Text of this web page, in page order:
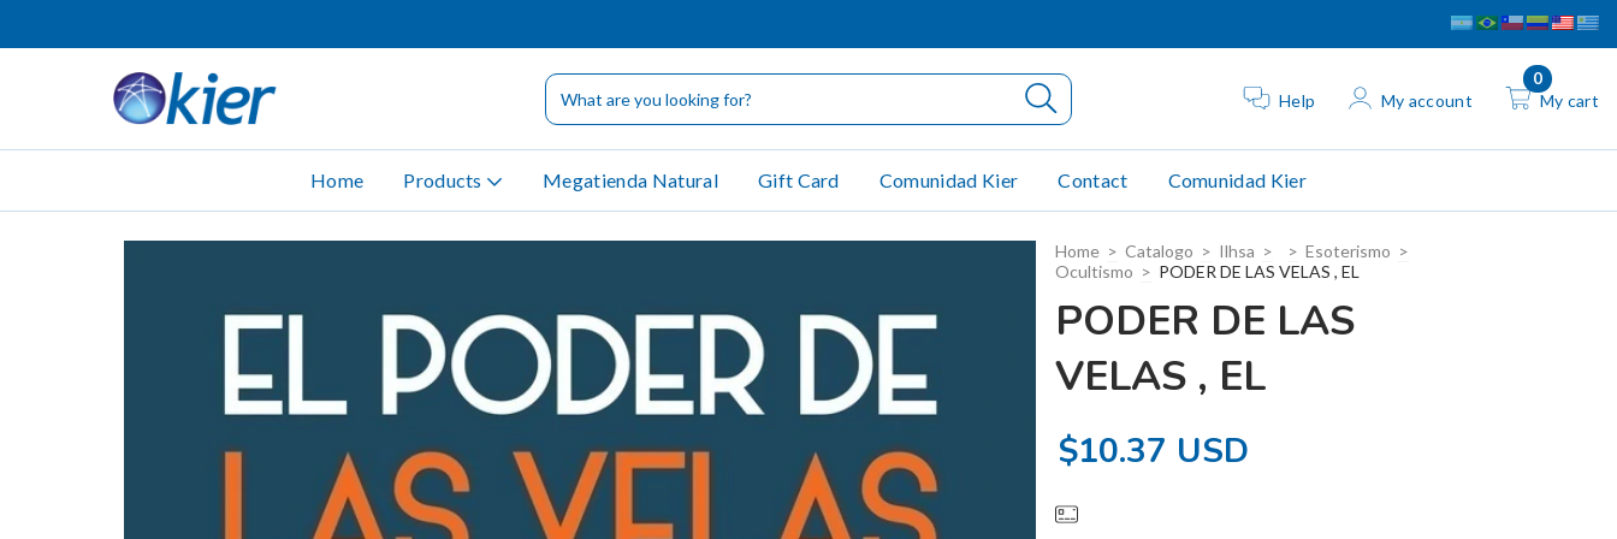
Help My account My cart
0
Home Products Megatienda Natural Gift Card Comunidad Kier Contact Comunidad Kier
Home > Catalogo > Ilhsa > > Esoterismo >
Ocultismo > PODER DE LAS VELAS , EL
PODER DE LAS
VELAS , EL
$10.37 USD